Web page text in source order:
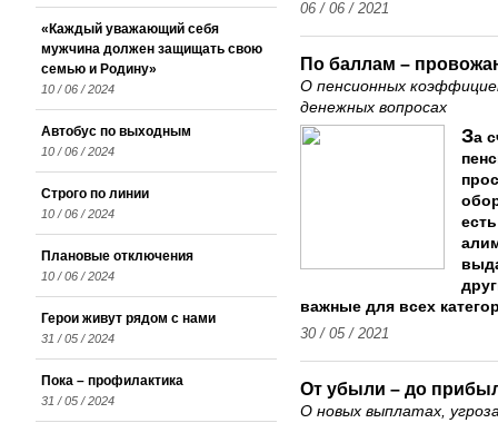
06 / 06 / 2021
По баллам –
О пенсионных
денежных вопросах
За
важные для всех
30 / 05 / 2021
От убыли – до
О новых выплатах,
«Каждый уважающий себя
мужчина должен защищать свою
семью и Родину»
10 / 06 / 2024
Автобус по выходным
10 / 06 / 2024
Строго по линии
10 / 06 / 2024
Плановые отключения
10 / 06 / 2024
Герои живут рядом с нами
31 / 05 / 2024
Пока – профилактика
31 / 05 / 2024